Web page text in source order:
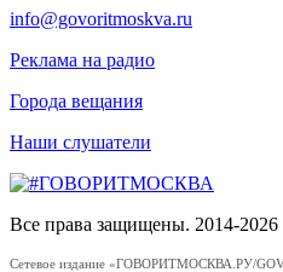
info@govoritmoskva.ru
Реклама на радио
Города вещания
Наши слушатели
Все права защищены. 2014-
Сетевое издание «ГОВОРИТМОСКВА.РУ/